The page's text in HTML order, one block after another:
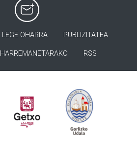
LEGE OHARRA PUBLIZITATEA
HARREMANETARAKO RSS